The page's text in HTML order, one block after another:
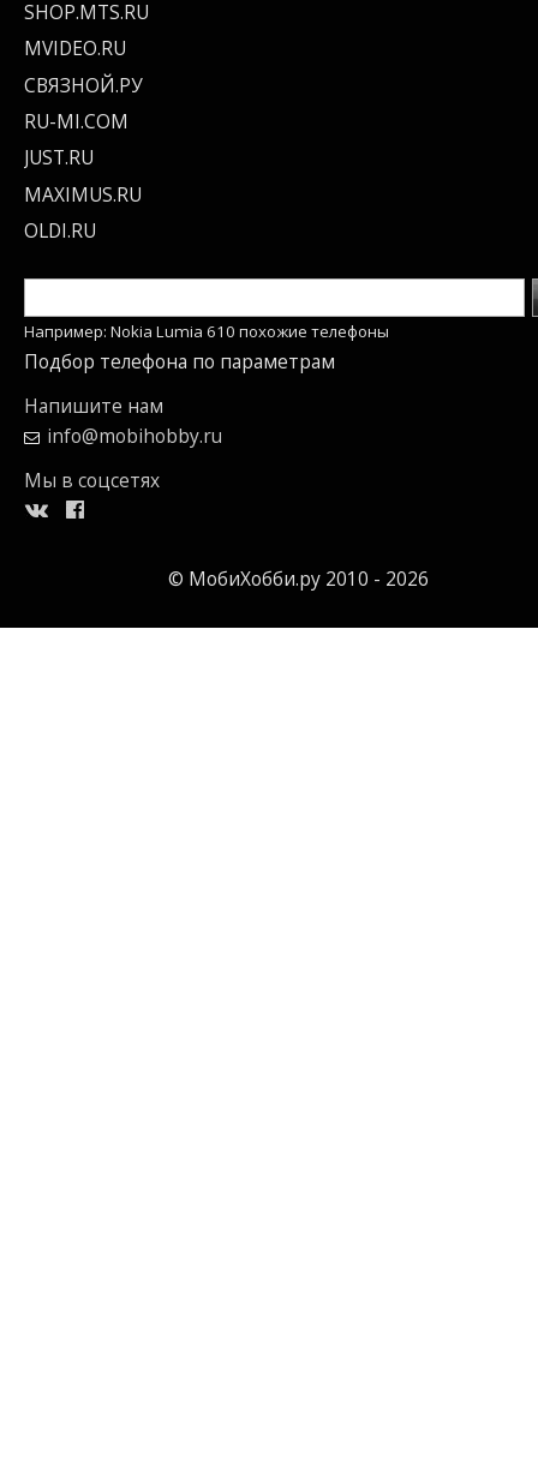
SHOP.MTS.RU
MVIDEO.RU
СВЯЗНОЙ.РУ
RU-MI.COM
JUST.RU
MAXIMUS.RU
OLDI.RU
Например: Nokia Lumia 610 похожие телефоны
Подбор телефона по параметрам
Напишите нам
info@mobihobby.ru
Мы в соцсетях
© МобиХобби.ру 2010 - 2026